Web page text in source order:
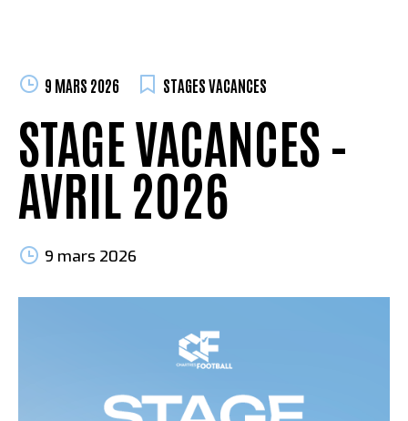
9 MARS 2026 STAGES VACANCES
STAGE VACANCES –
AVRIL 2026
9 mars 2026